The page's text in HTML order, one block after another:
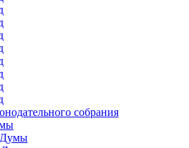
собрания
Думы